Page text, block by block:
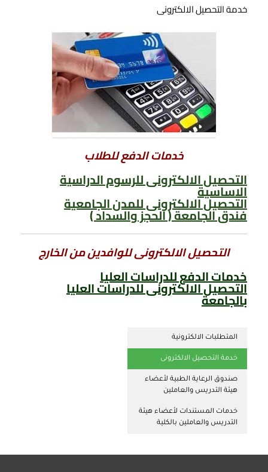
خدمة التحصيل الالكترونى
خدمات الدفع للطلاب
التحصيل الالكترونى للرسوم الدراسية
الاساسية
التحصيل الالكترونى للمدن الجامعية
فندق الجامعة ( الحجز والسداد )
التحصيل الالكترونى للوافدين من الخارج
خدمات الدفع للدراسات العليا
التحصيل الالكترونى للدراسات العليا
بالجامعة
المتطلبات الالكترونية
خدمة التحصيل الالكترونى
صندوق الرعاية الطبية لأعضاء
هيئة التدريس والعاملين
خدمات المستندات لأعضاء هيئة
التدريس والعاملين بالكلية